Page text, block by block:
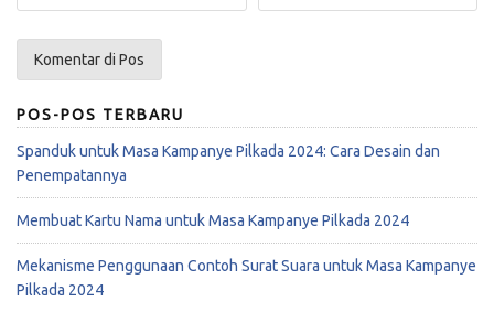
POS-POS TERBARU
Spanduk untuk Masa Kampanye Pilkada 2024: Cara Desain dan
Penempatannya
Membuat Kartu Nama untuk Masa Kampanye Pilkada 2024
Mekanisme Penggunaan Contoh Surat Suara untuk Masa Kampanye
Pilkada 2024